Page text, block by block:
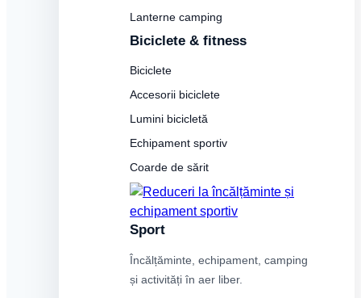
Lanterne camping
Biciclete & fitness
Biciclete
Accesorii biciclete
Lumini bicicletă
Echipament sportiv
Coarde de sărit
Sport
Încălțăminte, echipament, camping
și activități în aer liber.